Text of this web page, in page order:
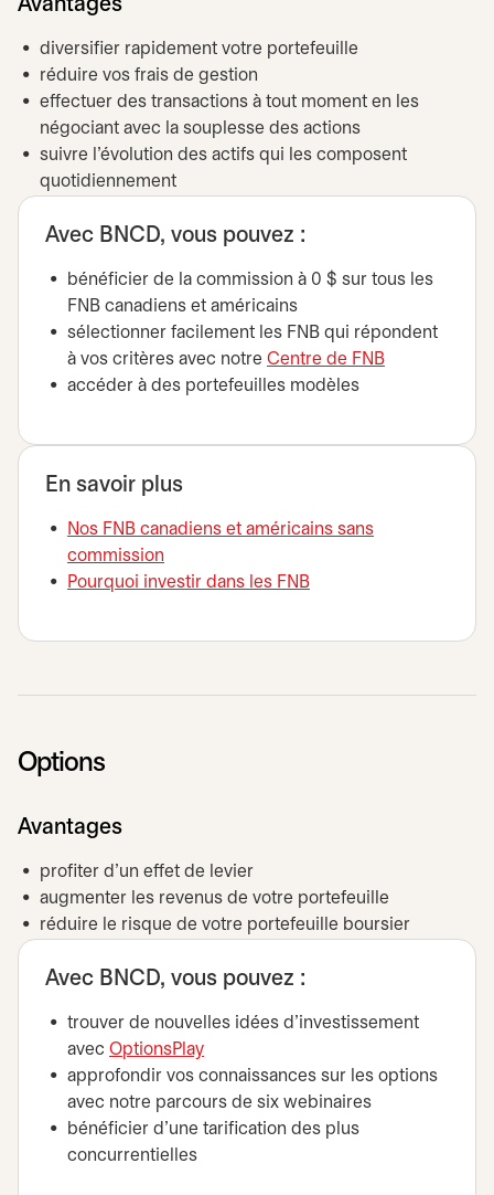
Avantages
diversifier rapidement votre portefeuille
réduire vos frais de gestion
effectuer des transactions à tout moment en les
négociant avec la souplesse des actions
suivre l’évolution des actifs qui les composent
quotidiennement
Avec BNCD, vous pouvez :
bénéficier de la commission à 0 $ sur tous les
FNB canadiens et américains
sélectionner facilement les FNB qui répondent
à vos critères avec notre Centre de FNB
accéder à des portefeuilles modèles
En savoir plus
Nos FNB canadiens et américains sans
commission
Pourquoi investir dans les FNB
Options
Avantages
profiter d’un effet de levier
augmenter les revenus de votre portefeuille
réduire le risque de votre portefeuille boursier
Avec BNCD, vous pouvez :
trouver de nouvelles idées d’investissement
avec OptionsPlay
approfondir vos connaissances sur les options
avec notre parcours de six webinaires
bénéficier d'une tarification des plus
concurrentielles